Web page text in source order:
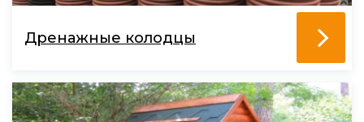
Дренажные колодцы